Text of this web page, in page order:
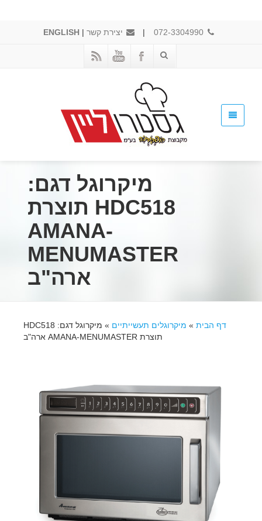
072-3304990
| יצירת קשר |
ENGLISH
מיקרוגל דגם:
HDC518 תוצרת
AMANA-
MENUMASTER
ארה"ב
דף הבית » מיקרוגלים תעשייתיים »
מיקרוגל דגם: HDC518
תוצרת AMANA-MENUMASTER ארה"ב